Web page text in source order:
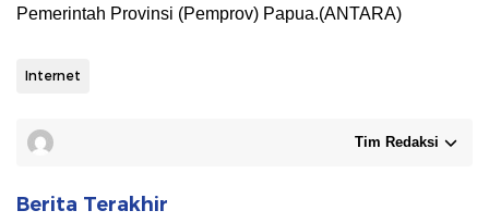
Pemerintah Provinsi (Pemprov) Papua.(ANTARA)
Internet
Tim Redaksi
Berita Terakhir